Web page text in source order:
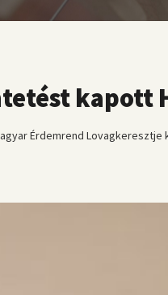
kapott
Érdemrend Lovagkeresztje